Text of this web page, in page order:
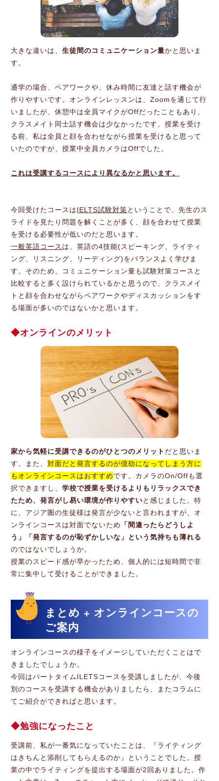
大きな違いは、生徒間のコミュニケーション量かと思いま
す。
通学の場合、ペアワークや、休み時間に友達と話す機会が
作りやすいです。オンラインレッスンは、Zoomを通じて行
いましたが、休憩中は全員マイクがOffだったこともあり、
クラスメイト同士話す機会は少なかったです。授業を受け
る前、私は全員と顔を合わせながら授業を受けると思って
いたのですが、授業中全員カメラはOffでした。
これは受講するコースにより異なるかと思います。
今回受けたコースはIELTS試験対策ということで、先生のス
ライドを見たり問題を解くことが多く、顔を合わせて授業
を受ける必要性が低いのだと思います。
一般英語コース は、英語の4技能(スピーキング、ライティ
ング、リスニング、リーディング)をバランスよく学びま
す。そのため、コミュニケーション量も試験対策コースと
比較すると多く設けられているかと思うので、クラスメイ
トと顔を合わせながらペアワークやディスカッションをす
る場面が多いのではないかと思います。
オンラインのメリット
家から気軽に受講できるのがひとつのメリット だと思いま
す。また、対面だと発言するのが億劫になってしまう方に
もオンラインコースはおすすめです。カメラのOn/Offも選
択できますし、学校で授業を受けるよりもリラックスでき
たため、発言がし易い環境が作りやすいと感じました。特
に、アジア圏の生徒様は発言が少ないと言われますが、オ
ンラインコースは対面でないため
「間違ったらどうしよ
う」「発言するのが恥ずかしいな」という気持ちも薄れる
のではないでしょうか。
授業のスピード感が早かったため、個人的には短時間で非
常に集中して受けることができました。
まとめ + オンラインコースの
ご案内
オンラインコースの様子をイメージしていただくことはで
きましたでしょうか。
今回はパートタイムILETSコースを受講しましたが、今後
別のコースを受講する機会がありましたら、またコラムに
てご紹介ができればと思います。
勉強になったこと
受講前、私が一番気になっていたことは、『ライティング
はきちんと添削してもらえるのか』ということでした。授
業の中でライティングを提出する場面が2回ありました。作